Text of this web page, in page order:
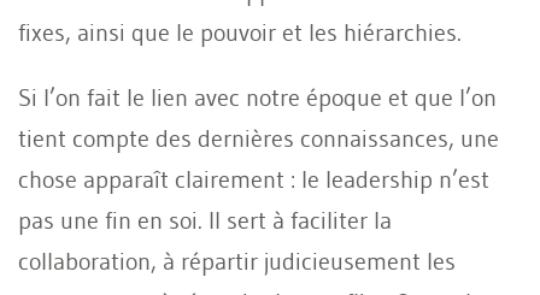
fixes, ainsi que le pouvoir et les hiérarchies.
Si l’on fait le lien avec notre époque et que l’on
tient compte des dernières connaissances, une
chose apparaît clairement : le leadership n’est
pas une fin en soi. Il sert à faciliter la
collaboration, à répartir judicieusement les